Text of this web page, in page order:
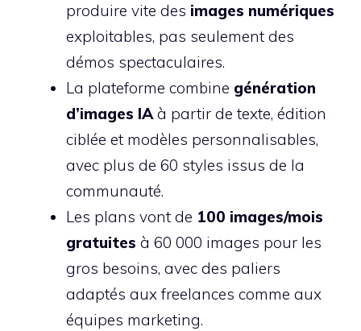
produire vite des images numériques
exploitables, pas seulement des
démos spectaculaires.
La plateforme combine génération
d’images IAà partir de texte, édition
ciblée et modèles personnalisables,
avec plus de 60 styles issus de la
communauté.
Les plans vont de 100 images/mois
gratuites à 60 000 images pour les
gros besoins, avec des paliers
adaptés aux freelances comme aux
équipes marketing.